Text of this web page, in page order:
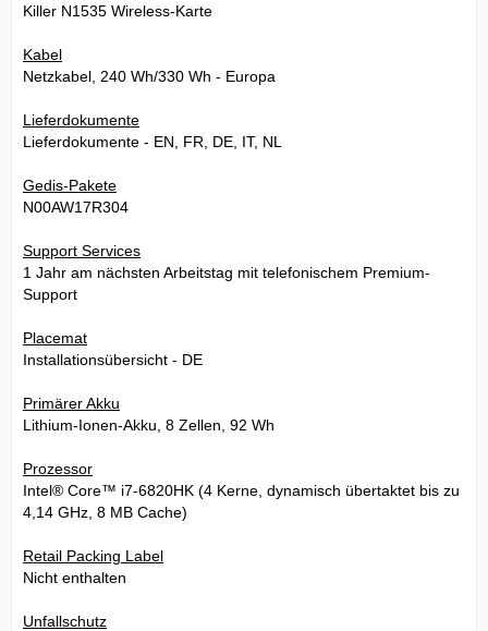
Killer N1535 Wireless-Karte
Kabel
Netzkabel, 240 Wh/330 Wh - Europa
Lieferdokumente
Lieferdokumente - EN, FR, DE, IT, NL
Gedis-Pakete
N00AW17R304
Support Services
1 Jahr am nächsten Arbeitstag mit telefonischem Premium-
Support
Placemat
Installationsübersicht - DE
Primärer Akku
Lithium-Ionen-Akku, 8 Zellen, 92 Wh
Prozessor
Intel® Core™ i7-6820HK (4 Kerne, dynamisch übertaktet bis zu
4,14 GHz, 8 MB Cache)
Retail Packing Label
Nicht enthalten
Unfallschutz